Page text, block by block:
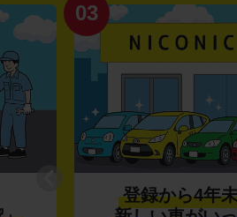
03
登録から4年